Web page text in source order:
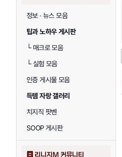
정보 · 뉴스 모음
팁과 노하우 게시판
└매크로 모음
└실험 모음
인증 게시물 모음
득템 자랑 갤러리
치지직 팟벤
SOOP 게시판
리니지M 커뮤니티